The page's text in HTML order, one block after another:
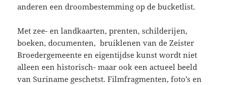
anderen een droombestemming op de bucketlist.
Met zee- en landkaarten, prenten, schilderijen,
boeken, documenten, bruiklenen van de Zeister
Broedergemeente en eigentijdse kunst wordt niet
alleen een historisch- maar ook een actueel beeld
van Suriname geschetst. Filmfragmenten, foto’s en